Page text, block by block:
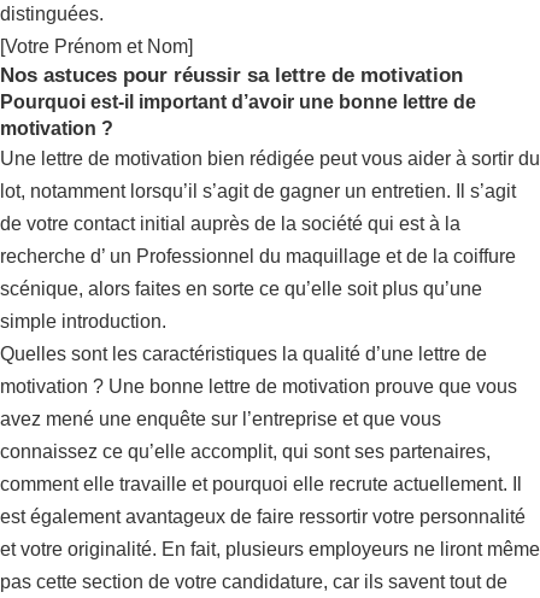
distinguées.
[Votre Prénom et Nom]
Nos astuces pour réussir sa lettre de motivation
Pourquoi est-il important d’avoir une bonne lettre de
motivation ?
Une lettre de motivation bien rédigée peut vous aider à sortir du
lot, notamment lorsqu’il s’agit de gagner un entretien. Il s’agit
de votre contact initial auprès de la société qui est à la
recherche d’ un Professionnel du maquillage et de la coiffure
scénique, alors faites en sorte ce qu’elle soit plus qu’une
simple introduction.
Quelles sont les caractéristiques la qualité d’une lettre de
motivation ? Une bonne lettre de motivation prouve que vous
avez mené une enquête sur l’entreprise et que vous
connaissez ce qu’elle accomplit, qui sont ses partenaires,
comment elle travaille et pourquoi elle recrute actuellement. Il
est également avantageux de faire ressortir votre personnalité
et votre originalité. En fait, plusieurs employeurs ne liront même
pas cette section de votre candidature, car ils savent tout de